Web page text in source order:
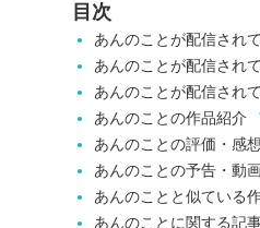
目次
あんのことが配信され
あんのことが配信され
あんのことが配信され
あんのことの作品紹介
あんのことの評価・感
あんのことの予告・動
あんのことと似ている
あんのことに関する記